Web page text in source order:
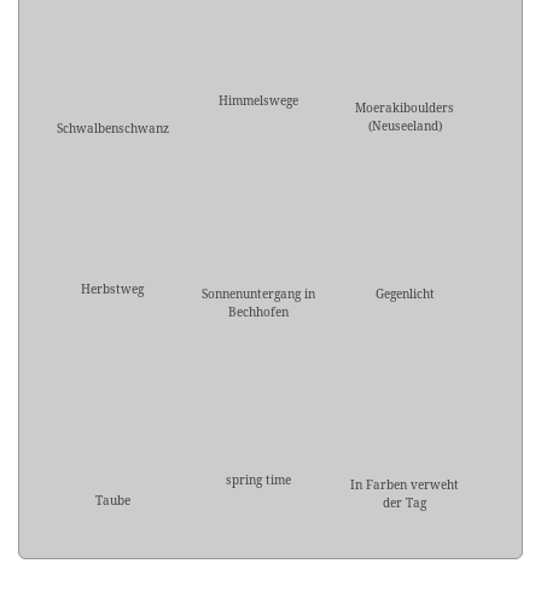
Schwalbenschwanz
Himmelswege
Moerakiboulders
(Neuseeland)
Herbstweg
Sonnenuntergang in
Bechhofen
Gegenlicht
Taube
spring time
In Farben verweht
der Tag